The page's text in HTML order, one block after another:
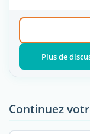
Plus de
Continuez